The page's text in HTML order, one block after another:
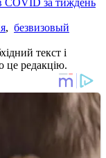
, безвизовый
текст і
це редакцію.